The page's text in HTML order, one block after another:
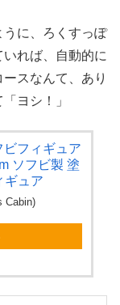
に、ろくすっぽ
れば、自動的に
スなんて、あり
ヨシ！」
フィギュア
ソフビ製 塗
ギュア
Cabin)